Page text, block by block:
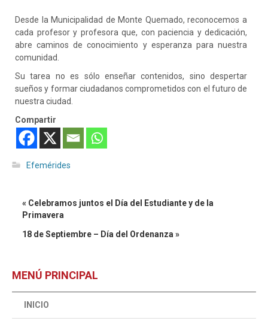
Desde la Municipalidad de Monte Quemado, reconocemos a
cada profesor y profesora que, con paciencia y dedicación,
abre caminos de conocimiento y esperanza para nuestra
comunidad.
Su tarea no es sólo enseñar contenidos, sino despertar
sueños y formar ciudadanos comprometidos con el futuro de
nuestra ciudad.
Compartir
Efemérides
« Celebramos juntos el Día del Estudiante y de la
Primavera
18 de Septiembre – Día del Ordenanza »
MENÚ PRINCIPAL
INICIO